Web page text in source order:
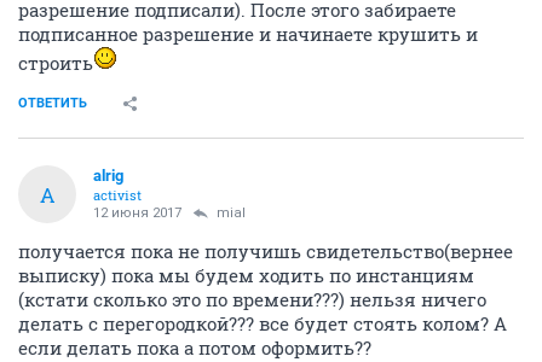
разрешение подписали). После этого забираете
подписанное разрешение и начинаете крушить и
строить
ОТВЕТИТЬ
A
alrig
activist
12 июня 2017 mial
получается пока не получишь свидетельство(вернее
выписку) пока мы будем ходить по инстанциям
(кстати сколько это по времени???) нельзя ничего
делать с перегородкой??? все будет стоять колом? А
если делать пока а потом оформить??